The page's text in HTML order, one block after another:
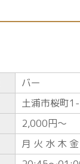
バー
土浦市桜町
2,000円〜
月 火 水 木